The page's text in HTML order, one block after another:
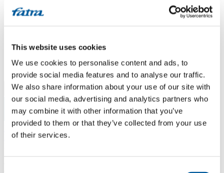
This website uses cookies
We use cookies to personalise content and ads, to
provide social media features and to analyse our traffic.
We also share information about your use of our site with
our social media, advertising and analytics partners who
may combine it with other information that you’ve
provided to them or that they’ve collected from your use
of their services.
Profil FATRAFLEX
Lepidla
Ostatní doplňky
VŠECHNY PRODUKTY
Menu
Menu
Domů/
Poradna/